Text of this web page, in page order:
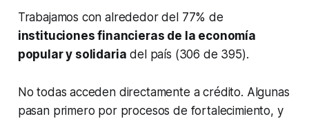
Trabajamos con alrededor del 77% de
instituciones financieras de la economía
popular y solidaria del país (306 de 395).
No todas acceden directamente a crédito. Algunas
pasan primero por procesos de fortalecimiento, y